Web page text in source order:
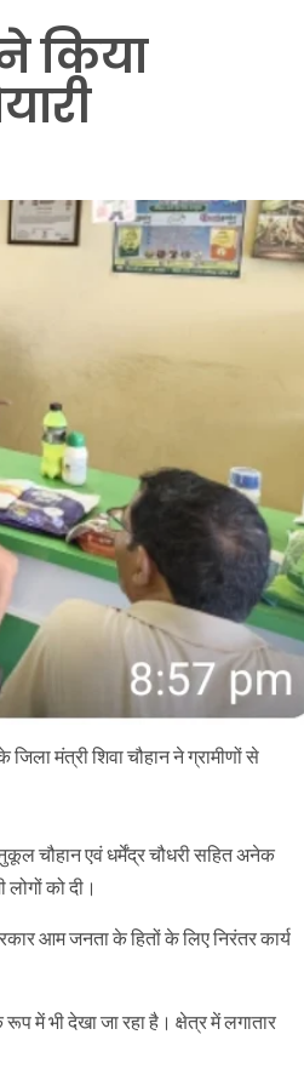
किया
जिला मंत्री शिवा चौहान ने ग्रामीणों से
चौहान एवं धर्मेंद्र चौधरी सहित अनेक
को दी।
आम जनता के हितों के लिए निरंतर कार्य
में भी देखा जा रहा है। क्षेत्र में लगातार